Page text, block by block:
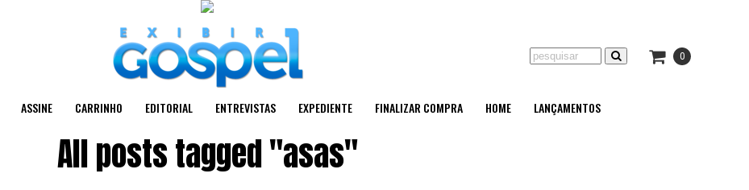
0
ASSINE CARRINHO EDITORIAL ENTREVISTAS EXPEDIENTE FINALIZAR COMPRA HOME LANÇAMENTOS
All posts tagged "asas"